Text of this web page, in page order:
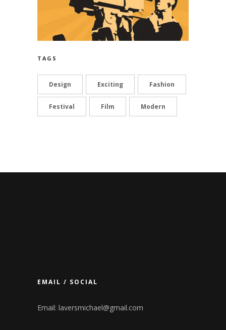
TAGS
Design Exciting Fashion
Festival Film Modern
EMAIL / SOCIAL
Email: laversmichael@gmail.com